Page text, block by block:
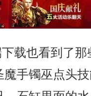
载也看到了
手镯巫点头